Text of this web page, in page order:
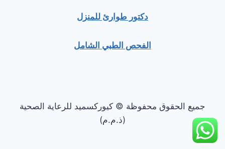
دكتور طوارئ للمنزل
الفحص الطبي الشامل
جميع الحقوق محفوظة © كيوركسميد للرعاية الصحية
(ذ.م.م)